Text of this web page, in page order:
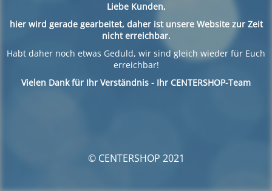
Liebe Kunden,
hier wird gerade gearbeitet, daher ist unsere Website zur Zeit
nicht erreichbar.
Habt daher noch etwas Geduld, wir sind gleich wieder für Euch
erreichbar!
Vielen Dank für Ihr Verständnis - Ihr CENTERSHOP-Team
© CENTERSHOP 2021